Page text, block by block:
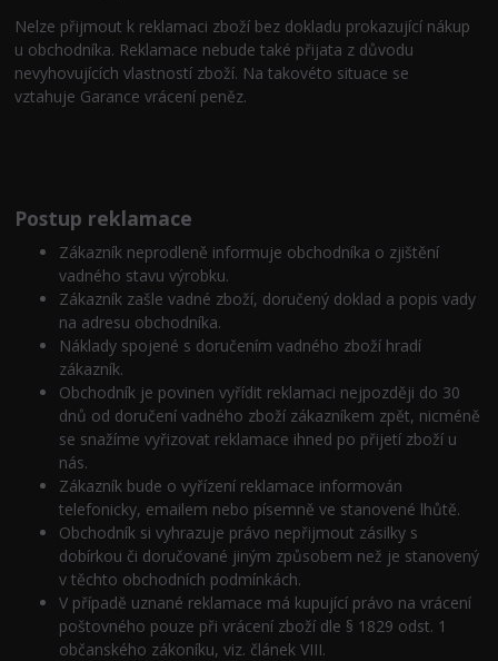
Nelze přijmout k reklamaci zboží bez dokladu prokazující nákup
u obchodníka. Reklamace nebude také přijata z důvodu
nevyhovujících vlastností zboží. Na takovéto situace se
vztahuje Garance vrácení peněz.
Postup reklamace
Zákazník neprodleně informuje obchodníka o zjištění
vadného stavu výrobku.
Zákazník zašle vadné zboží, doručený doklad a popis vady
na adresu obchodníka.
Náklady spojené s doručením vadného zboží hradí
zákazník.
Obchodník je povinen vyřídit reklamaci nejpozději do 30
dnů od doručení vadného zboží zákazníkem zpět, nicméně
se snažíme vyřizovat reklamace ihned po přijetí zboží u
nás.
Zákazník bude o vyřízení reklamace informován
telefonicky, emailem nebo písemně ve stanovené lhůtě.
Obchodník si vyhrazuje právo nepřijmout zásilky s
dobírkou či doručované jiným způsobem než je stanovený
v těchto obchodních podmínkách.
V případě uznané reklamace má kupující právo na vrácení
poštovného pouze při vrácení zboží dle § 1829 odst. 1
občanského zákoníku, viz. článek VIII.